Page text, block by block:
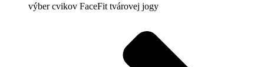
výber cvikov FaceFit tvárovej jogy